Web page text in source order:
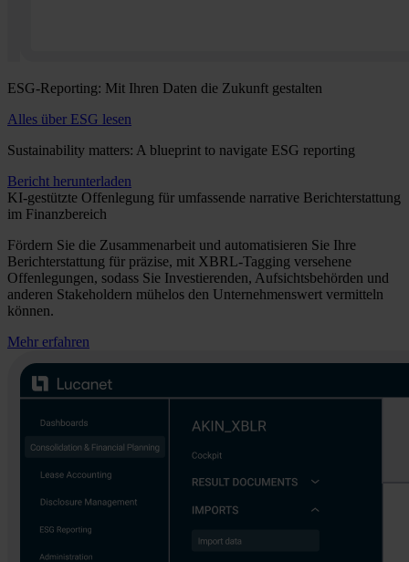
ESG-Reporting: Mit Ihren Daten die Zukunft gestalten
Alles über ESG lesen
Sustainability matters: A blueprint to navigate ESG reporting
Bericht herunterladen
KI-gestützte Offenlegung für umfassende narrative Berichterstattung
im Finanzbereich
Fördern Sie die Zusammenarbeit und automatisieren Sie Ihre
Berichterstattung für präzise, mit XBRL-Tagging versehene
Offenlegungen, sodass Sie Investierenden, Aufsichtsbehörden und
anderen Stakeholdern mühelos den Unternehmenswert vermitteln
können.
Mehr erfahren